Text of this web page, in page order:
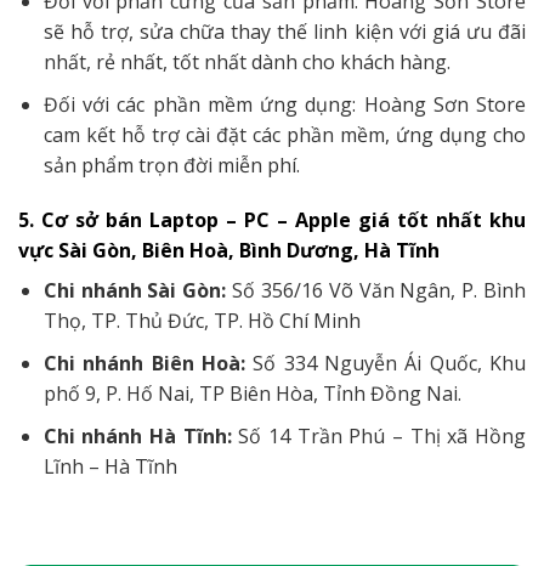
sẽ hỗ trợ, sửa chữa thay thế linh kiện với giá ưu đãi
nhất, rẻ nhất, tốt nhất dành cho khách hàng.
Đối với các phần mềm ứng dụng: Hoàng Sơn Store
cam kết hỗ trợ cài đặt các phần mềm, ứng dụng cho
sản phẩm trọn đời miễn phí.
5. Cơ sở bán Laptop – PC – Apple giá tốt nhất khu
vực Sài Gòn, Biên Hoà, Bình Dương, Hà Tĩnh
Chi nhánh Sài Gòn:Số 356/16 Võ Văn Ngân, P. Bình
Thọ, TP. Thủ Đức, TP. Hồ Chí Minh
Chi nhánh Biên Hoà:Số 334 Nguyễn Ái Quốc, Khu
phố 9, P. Hố Nai, TP Biên Hòa, Tỉnh Đồng Nai.
Chi nhánh Hà Tĩnh:Số 14 Trần Phú – Thị xã Hồng
Lĩnh – Hà Tĩnh